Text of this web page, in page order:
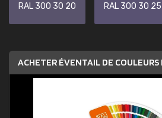
RAL 300 30 20 RAL 300 30 25
ACHETER ÉVENTAIL DE COULEURS